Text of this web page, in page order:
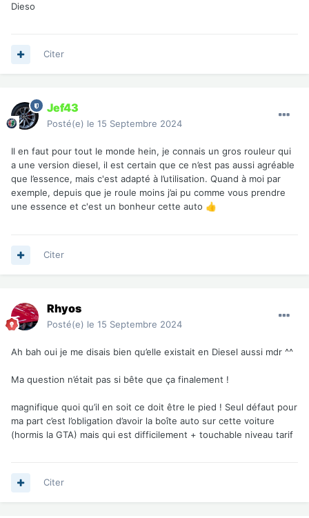
Dieso
Citer
Jef43
Posté(e) le 15 Septembre 2024
Il en faut pour tout le monde hein, je connais un gros rouleur qui
a une version diesel, il est certain que ce n’est pas aussi agréable
que l’essence, mais c'est adapté à l’utilisation. Quand à moi par
exemple, depuis que je roule moins j’ai pu comme vous prendre
une essence et c'est un bonheur cette auto 👍
Citer
Rhyos
Posté(e) le 15 Septembre 2024
Ah bah oui je me disais bien qu’elle existait en Diesel aussi mdr ^^
Ma question n’était pas si bête que ça finalement !
magnifique quoi qu’il en soit ce doit être le pied ! Seul défaut pour
ma part c’est l’obligation d’avoir la boîte auto sur cette voiture
(hormis la GTA) mais qui est difficilement + touchable niveau tarif
Citer